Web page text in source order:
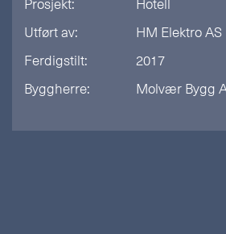
Utført av:
HM Elektro AS
Ferdigstilt:
2017
Byggherre:
Molvær Bygg